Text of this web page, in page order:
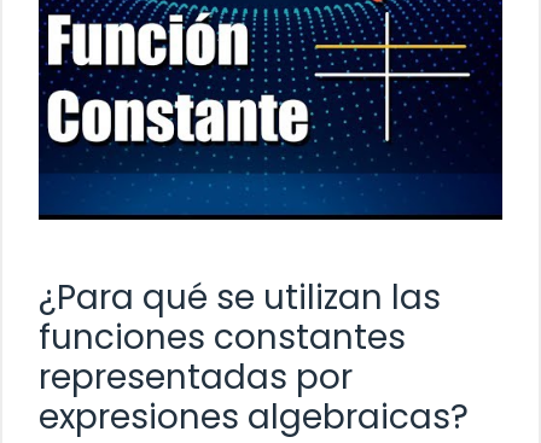
¿Para qué se utilizan las
funciones constantes
representadas por
expresiones algebraicas?